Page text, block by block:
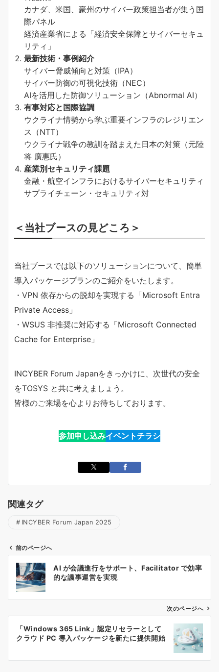
カナダ、米国、豪州のサイバー政策担当者が集う国
際パネル
経済産業省による「経済安全保障とサイバーセキュ
リティ」
最新技術・事例紹介
サイバー脅威傾向と対策（IPA）
サイバー防御の可視化技術（NEC）
AIを活用した防御ソリューション（Abnormal AI）
有事対応と国際協調
ウクライナ情勢から学ぶ重要インフラのレジリエン
ス（NTT）
ウクライナ戦争の教訓を踏まえた日本の対策（元陸
将 廣惠氏）
産業別セキュリティ課題
金融・航空インフラにおけるサイバーセキュリティ
サプライチェーン・セキュリティ対
＜当社ブースの見どころ＞
当社ブースでは以下のソリューションについて、簡単
導入パッケージプランのご紹介をいたします。
・VPN 依存からの脱却を実現する「Microsoft Entra
Private Access」
・WSUS 非推奨に対応する「Microsoft Connected
Cache for Enterprise」
INCYBER Forum Japanをきっかけに、次世代の安全
をTOSYS と共に考えましょう。
皆様のご来場を心よりお待ちしております。
参加申し込みイベントチラシ
関連タグ
INCYBER Forum Japan 2025
ン
前のページへ
AI が会議進行をサポート、Facilitator で効率
的な議事運営を実現
次のページへ
「Windows 365 Link」認定リセラーとして
クラウド PC 導入パッケージを新たに提供開始